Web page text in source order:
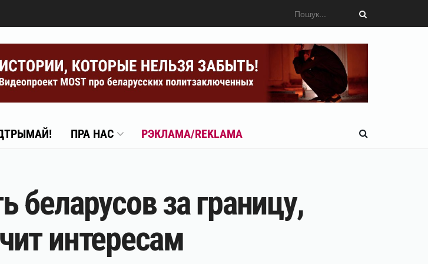
ПРА НАС РЭКЛАМА/REKLAMA
за границу,
интересам